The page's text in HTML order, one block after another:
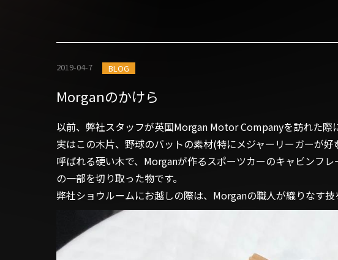
2019-04-7 BLOG
Morganのかけら
以前、弊社スタッフが英国Morgan Motor Companyを訪れた際
実はこの木片、野球のバットの素材(特にメジャーリーガーが
呼ばれる硬い木で、Morganが作るスポーツカーのキャビンフ
の一部を切り取った物です。
弊社ショウルームにお越しの際は、Morganの職人が織りなす技